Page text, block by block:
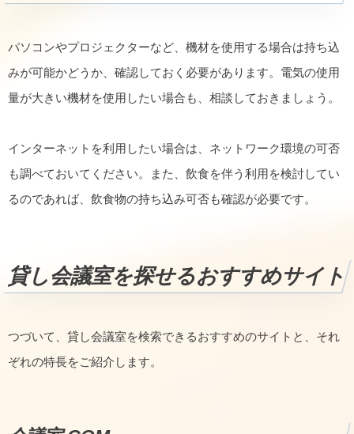
パソコンやプロジェクターなど、機材を使用する場合は持ち込
みが可能かどうか、確認しておく必要があります。電気の使用
量が大きい機材を使用したい場合も、相談しておきましょう。
インターネットを利用したい場合は、ネットワーク環境の可否
も調べておいてください。また、飲食を伴う利用を検討してい
るのであれば、飲食物の持ち込み可否も確認が必要です。
貸し会議室を探せるおすすめサイト
つづいて、貸し会議室を検索できるおすすめのサイトと、それ
ぞれの特長をご紹介します。